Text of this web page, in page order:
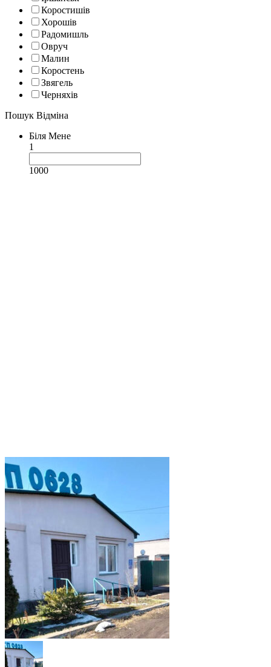
Коростишів
Хорошів
Радомишль
Овруч
Малин
Коростень
Звягель
Черняхів
Пошук Відміна
Біля Мене
1
1000